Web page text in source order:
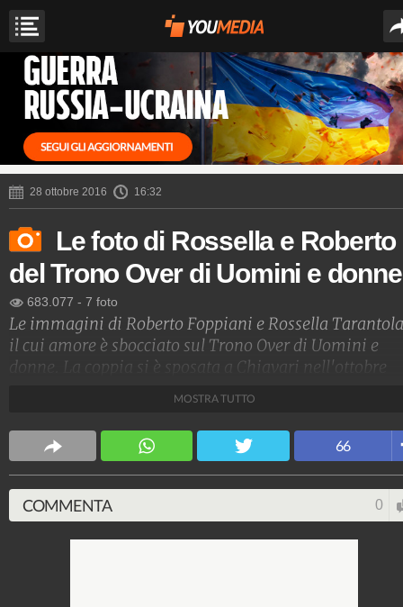
28 ottobre 2016 16:32
Le foto di Rossella e Roberto
del Trono Over di Uomini e donne
683.077 - 7 foto
Le immagini di Roberto Foppiani e Rossella
il cui amore è sbocciato sul Trono Over di Uomini e
donne. La coppia si è sposata a Chiavari nell'ottobre
Spettacolo Fanpage
4.053.382.873 9.455 video 76.076 foto
MOSTRA TUTTO
66
COMMENTA 0